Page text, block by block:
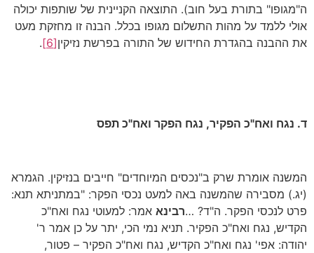
ה"מגופו" בתורת בעל חוב). התוצאה הקניינית של שותפות יכולה
אולי ללמד על מהות התשלום מגופו בכלל. הבנה זו מחזקת מעט
את ההבנה בהגדרת החידוש של התורה בפרשת נזיקין[6]
.
ד. נגח ואח"כ הפקיר, נגח הפקר ואח"כ תפס
המשנה אומרת שרק ב"נכסים המיוחדים" חייבים בנזיקין. הגמרא
(יג.) מסבירה שהמשנה באה למעט נכסי הפקר: "במתניתא תנא:
פרט לנכסי הפקר. ה"ד? …רבינא אמר: למעוטי נגח ואח"כ
הקדיש, נגח ואח"כ הפקיר. תניא נמי הכי, יתר על כן אמר ר'
יהודה: אפי' נגח ואח"כ הקדיש, נגח ואח"כ הפקיר – פטור,